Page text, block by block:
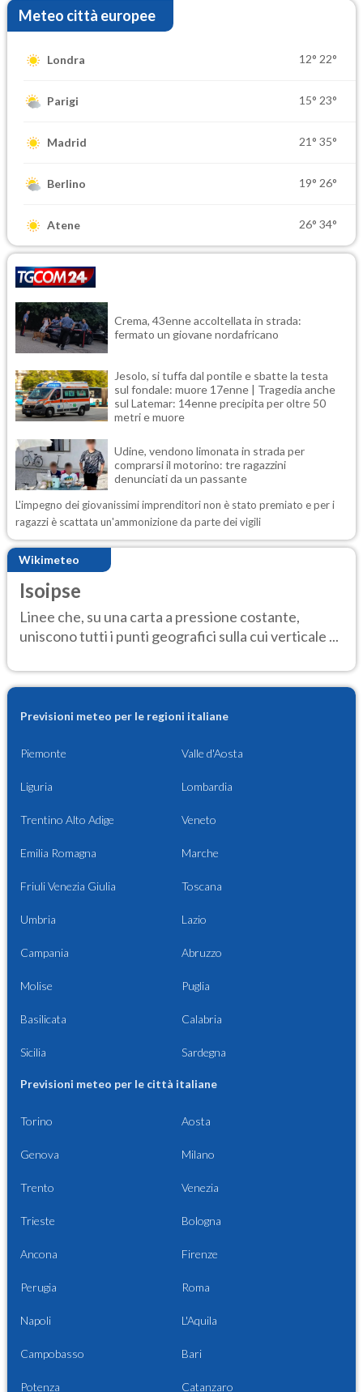
Meteo città europee
Londra 12° 22°
Parigi 15° 23°
Madrid 21° 35°
Berlino 19° 26°
Atene 26° 34°
Crema, 43enne accoltellata in strada:
fermato un giovane nordafricano
Jesolo, si tuffa dal pontile e sbatte la testa
sul fondale: muore 17enne | Tragedia anche
sul Latemar: 14enne precipita per oltre 50
metri e muore
Udine, vendono limonata in strada per
comprarsi il motorino: tre ragazzini
denunciati da un passante
L'impegno dei giovanissimi imprenditori non è stato premiato e per i
ragazzi è scattata un'ammonizione da parte dei vigili
Wikimeteo
Isoipse
Linee che, su una carta a pressione costante,
uniscono tutti i punti geografici sulla cui verticale ...
Previsioni meteo per le regioni italiane
Piemonte Valle d'Aosta
Liguria Lombardia
Trentino Alto Adige Veneto
Emilia Romagna Marche
Friuli Venezia Giulia Toscana
Umbria Lazio
Campania Abruzzo
Molise Puglia
Basilicata Calabria
Sicilia Sardegna
Previsioni meteo per le città italiane
Torino Aosta
Genova Milano
Trento Venezia
Trieste Bologna
Ancona Firenze
Perugia Roma
Napoli L'Aquila
Campobasso Bari
Potenza Catanzaro